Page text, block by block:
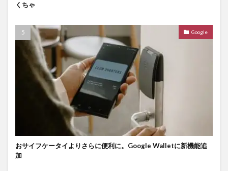
くちゃ
Google
おサイフケータイよりさらに便利に。Google Walletに新機能追
加